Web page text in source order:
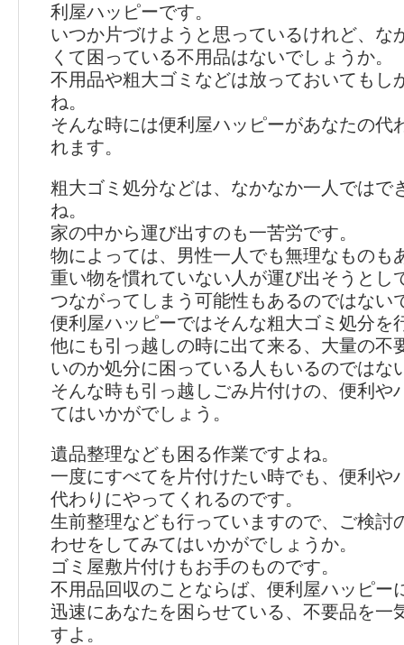
利屋ハッピーです。
いつか片づけようと思っているけれど、な
くて困っている不用品はないでしょうか。
不用品や粗大ゴミなどは放っておいてもし
ね。
そんな時には便利屋ハッピーがあなたの代
れます。
粗大ゴミ処分などは、なかなか一人ではで
ね。
家の中から運び出すのも一苦労です。
物によっては、男性一人でも無理なものも
重い物を慣れていない人が運び出そうとし
つながってしまう可能性もあるのではない
便利屋ハッピーではそんな粗大ゴミ処分を
他にも引っ越しの時に出て来る、大量の不
いのか処分に困っている人もいるのではな
そんな時も引っ越しごみ片付けの、便利や
てはいかがでしょう。
遺品整理なども困る作業ですよね。
一度にすべてを片付けたい時でも、便利や
代わりにやってくれるのです。
生前整理なども行っていますので、ご検討
わせをしてみてはいかがでしょうか。
ゴミ屋敷片付けもお手のものです。
不用品回収のことならば、便利屋ハッピー
迅速にあなたを困らせている、不要品を一
すよ。